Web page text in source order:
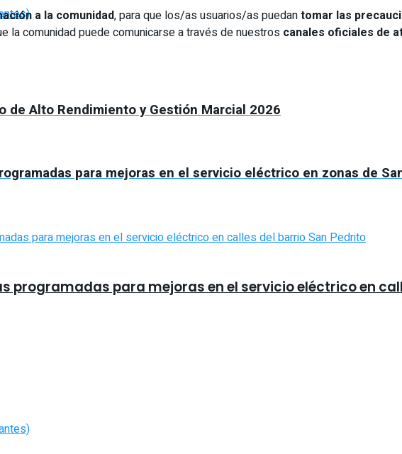
a la comunidad, para que los/as usuarios/as puedantomar las
la comunidad puede comunicarse a través de nuestros canales oficiales de
de Alto Rendimiento y Gestión Marcial 2026
para mejoras en el servicio eléctrico en zonas de
programadas para mejoras en el servicio eléctrico en